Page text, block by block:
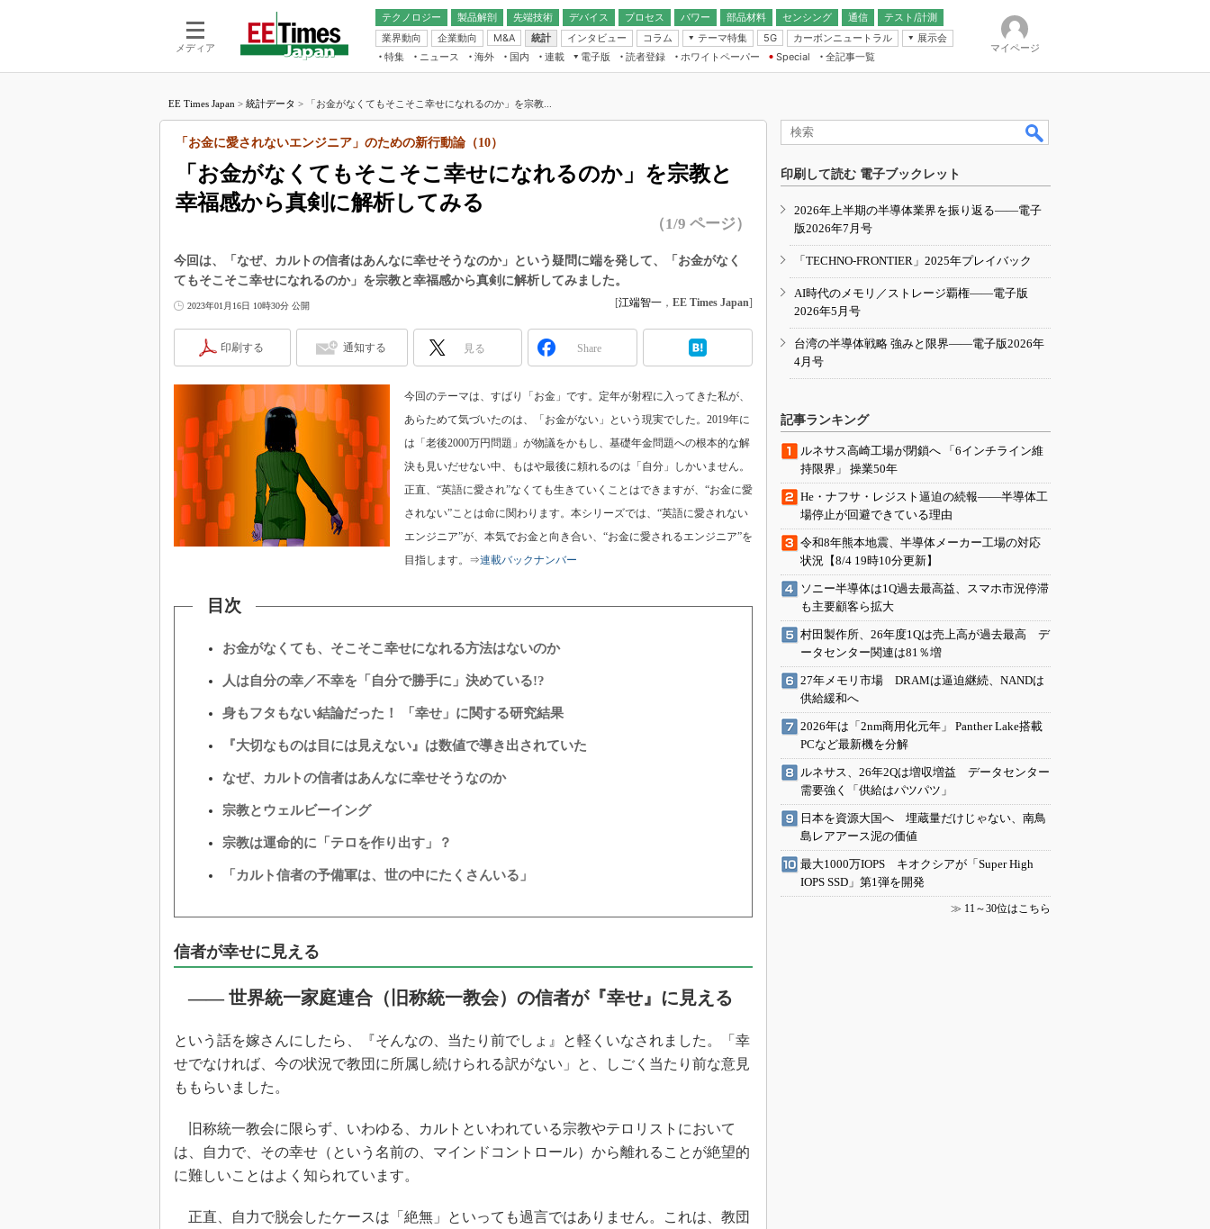
メディア
テクノロジー 製品解剖
先端技術
電池／エネルギー
デバイス
アナログ
マイコン
FPGA
プロセス パワー 部品材料 センシング
通信
無線
テスト/計測
業界動向
企業動向 M&A 統計 インタビュー コラム
テーマ特集
フィジカルAI
読者調査（EE Times Research）
電源設計（EDN Japan）
エレクトロニクス入門（EDN
5G カーボンニュートラル
展示会
IoT・エッジコンピューティング
EXPO
TECHNO-FRONTIER
人とくるま展
特集 ニュース 海外 国内
連載
福田昭のデバイス通信
湯之上隆のナノフォーカス
大山聡の業界スコープ
大原雄介のエレ・組み込みプレイバ
ック
世界を「数字」で回してみよう
この10年で起こったこと、次の10年
で起こること
製品分解で探るアジアの新トレンド
“異端児エンジニア”が仕掛けた社内
改革、執念の180日
イノベーションは日本を救うのか
JASA発IoT通信
IHSアナリスト「未来展望」
「英語に愛されないエンジニア」の
電子版
電子ブックレット
読者登録 ホワイトペーパー
Special
全記事一覧
マイページ
EE Times Japan > 統計データ > 「お金がなくてもそこそこ幸せになれるのか」を宗教...
「お金がなくてもそこそこ幸せになれるのか」を宗教と
幸福感から真剣に解析してみる
「お金に愛されないエンジニア」のための新行動論（10）
（1/9 ページ）
今回は、「なぜ、カルトの信者はあんなに幸せそうなのか」という疑問に端を発して、「お金がなく
てもそこそこ幸せになれるのか」を宗教と幸福感から真剣に解析してみました。
2023年01月16日 10時30分 公開 [江端智一 ， EE Times Japan]
印刷する 通知する 見る Share
今回のテーマは、すばり「お金」です。定年が射程に入ってきた私が、
あらためて気づいたのは、「お金がない」という現実でした。2019年に
は「老後2000万円問題」が物議をかもし、基礎年金問題への根本的な解
決も見いだせない中、もはや最後に頼れるのは「自分」しかいません。
正直、“英語に愛され”なくても生きていくことはできますが、“お金に愛
されない”ことは命に関わります。本シリーズでは、“英語に愛されない
エンジニア”が、本気でお金と向き合い、“お金に愛されるエンジニア”を
目指します。⇒連載バックナンバー
目次
お金がなくても、そこそこ幸せになれる方法はないのか
人は自分の幸／不幸を「自分で勝手に」決めている!?
身もフタもない結論だった！ 「幸せ」に関する研究結果
『大切なものは目には見えない』は数値で導き出されていた
なぜ、カルトの信者はあんなに幸せそうなのか
宗教とウェルビーイング
宗教は運命的に「テロを作り出す」？
「カルト信者の予備軍は、世の中にたくさんいる」
信者が幸せに見える
―― 世界統一家庭連合（旧称統一教会）の信者が『幸せ』に見える
という話を嫁さんにしたら、『そんなの、当たり前でしょ』と軽くいなされました。「幸
せでなければ、今の状況で教団に所属し続けられる訳がない」と、しごく当たり前な意見
ももらいました。
旧称統一教会に限らず、いわゆる、カルトといわれている宗教やテロリストにおいて
は、自力で、その幸せ（という名前の、マインドコントロール）から離れることが絶望的
に難しいことはよく知られています。
正直、自力で脱会したケースは「絶無」といっても過言ではありません。これは、教団
印刷して読む 電子ブックレット
2026年上半期の半導体業界を振り返る――電子
版2026年7月号
「TECHNO-FRONTIER」2025年プレイバック
AI時代のメモリ／ストレージ覇権――電子版
2026年5月号
台湾の半導体戦略 強みと限界――電子版2026年
4月号
記事ランキング
ルネサス高崎工場が閉鎖へ 「6インチライン維
持限界」 操業50年
He・ナフサ・レジスト逼迫の続報――半導体工
場停止が回避できている理由
令和8年熊本地震、半導体メーカー工場の対応
状況【8/4 19時10分更新】
ソニー半導体は1Q過去最高益、スマホ市況停滞
も主要顧客ら拡大
村田製作所、26年度1Qは売上高が過去最高 デ
ータセンター関連は81％増
27年メモリ市場 DRAMは逼迫継続、NANDは
供給緩和へ
2026年は「2nm商用化元年」 Panther Lake搭載
PCなど最新機を分解
ルネサス、26年2Qは増収増益 データセンター
需要強く「供給はパツパツ」
日本を資源大国へ 埋蔵量だけじゃない、南鳥
島レアアース泥の価値
最大1000万IOPS キオクシアが「Super High
IOPS SSD」第1弾を開発
≫ 11～30位はこちら